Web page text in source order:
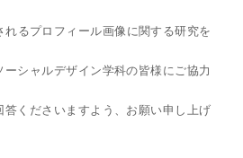
るプロフィール画像に関する研究を
シャルデザイン学科の皆様にご協力
くださいますよう、お願い申し上げ